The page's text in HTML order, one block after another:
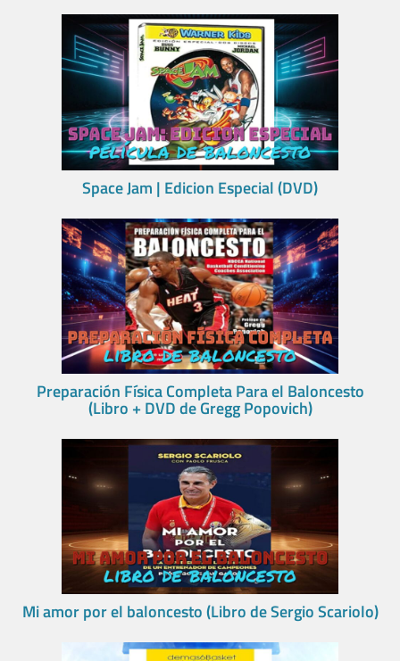
Space Jam | Edicion Especial (DVD)
Preparación Física Completa Para el Baloncesto
(Libro + DVD de Gregg Popovich)
Mi amor por el baloncesto (Libro de Sergio Scariolo)